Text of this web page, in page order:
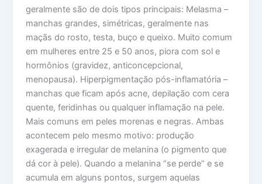
geralmente são de dois tipos principais: Melasma –
manchas grandes, simétricas, geralmente nas
maçãs do rosto, testa, buço e queixo. Muito comum
em mulheres entre 25 e 50 anos, piora com sol e
hormônios (gravidez, anticoncepcional,
menopausa). Hiperpigmentação pós-inflamatória –
manchas que ficam após acne, depilação com cera
quente, feridinhas ou qualquer inflamação na pele.
Mais comuns em peles morenas e negras. Ambas
acontecem pelo mesmo motivo: produção
exagerada e irregular de melanina (o pigmento que
dá cor à pele). Quando a melanina “se perde” e se
acumula em alguns pontos, surgem aquelas